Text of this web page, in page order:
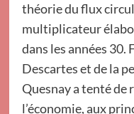
théorie du flux
multiplicateur
dans les années 30.
Descartes et de la
Quesnay a tenté de
l’économie, aux